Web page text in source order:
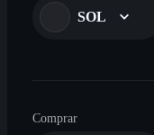
SOL
Comprar